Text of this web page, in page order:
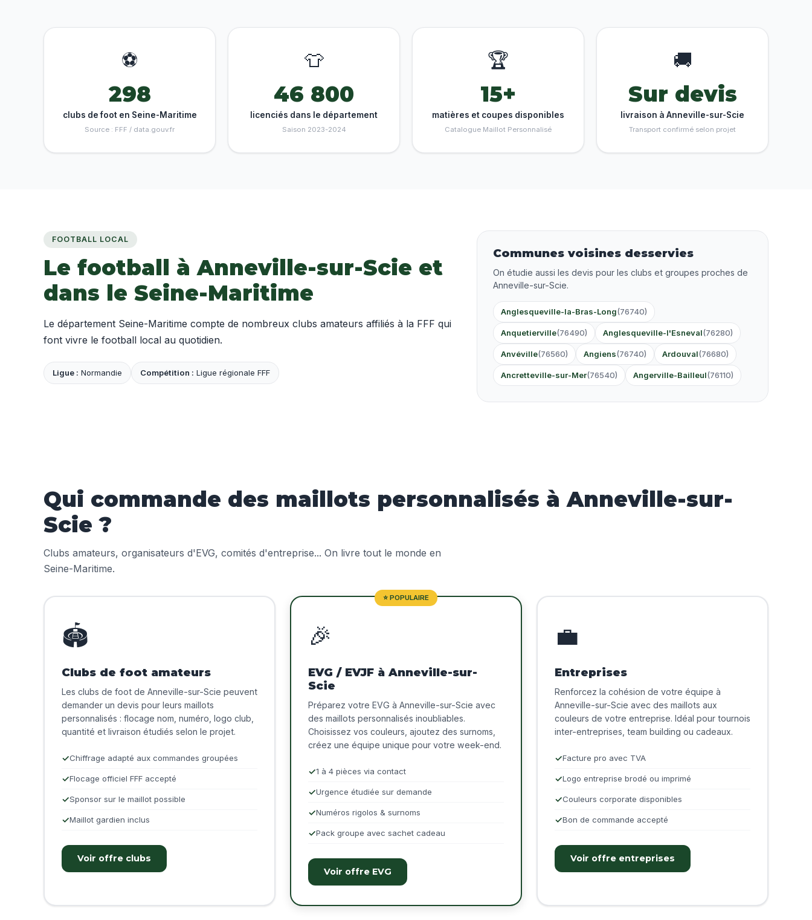
⚽
298
clubs de foot en Seine-Maritime
Source : FFF / data.gouv.fr
👕
46 800
licenciés dans le département
Saison 2023-2024
🏆
15+
matières et coupes disponibles
Catalogue Maillot Personnalisé
🚚
Sur devis
livraison à Anneville-sur-Scie
Transport confirmé selon projet
FOOTBALL LOCAL
Le football à Anneville-sur-Scie et
dans le Seine-Maritime
Le département Seine-Maritime compte de nombreux clubs amateurs affiliés à la FFF qui
font vivre le football local au quotidien.
Ligue : Normandie Compétition : Ligue régionale FFF
Communes voisines desservies
On étudie aussi les devis pour les clubs et groupes proches de
Anneville-sur-Scie.
Anglesqueville-la-Bras-Long(76740)
Anquetierville(76490) Anglesqueville-l'Esneval(76280)
Anvéville(76560) Angiens(76740) Ardouval(76680)
Ancretteville-sur-Mer(76540) Angerville-Bailleul(76110)
Qui commande des maillots personnalisés à Anneville-sur-
Scie ?
Clubs amateurs, organisateurs d'EVG, comités d'entreprise... On livre tout le monde en
Seine-Maritime.
🏟️
Clubs de foot amateurs
Les clubs de foot de Anneville-sur-Scie peuvent
demander un devis pour leurs maillots
personnalisés : flocage nom, numéro, logo club,
quantité et livraison étudiés selon le projet.
Chiffrage adapté aux commandes groupées
Flocage officiel FFF accepté
Sponsor sur le maillot possible
Maillot gardien inclus
Voir offre clubs
⭐ POPULAIRE
🎉
EVG / EVJF à Anneville-sur-
Scie
Préparez votre EVG à Anneville-sur-Scie avec
des maillots personnalisés inoubliables.
Choisissez vos couleurs, ajoutez des surnoms,
créez une équipe unique pour votre week-end.
1 à 4 pièces via contact
Urgence étudiée sur demande
Numéros rigolos & surnoms
Pack groupe avec sachet cadeau
Voir offre EVG
💼
Entreprises
Renforcez la cohésion de votre équipe à
Anneville-sur-Scie avec des maillots aux
couleurs de votre entreprise. Idéal pour tournois
inter-entreprises, team building ou cadeaux.
Facture pro avec TVA
Logo entreprise brodé ou imprimé
Couleurs corporate disponibles
Bon de commande accepté
Voir offre entreprises